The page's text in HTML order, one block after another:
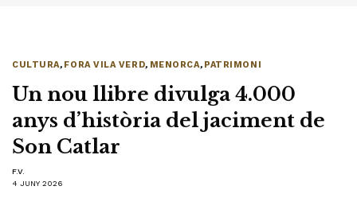
CULTURA, FORA VILA VERD, MENORCA, PATRIMONI
Un nou llibre divulga 4.000
anys d’història del jaciment de
Son Catlar
F.V.
4 JUNY 2026